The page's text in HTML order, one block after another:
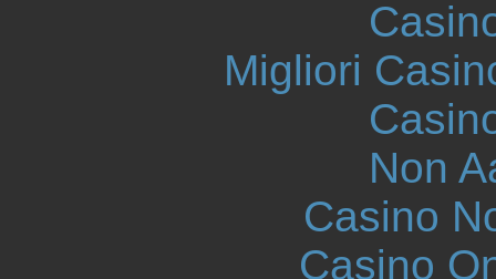
Migliori
Non
Casino
Casino